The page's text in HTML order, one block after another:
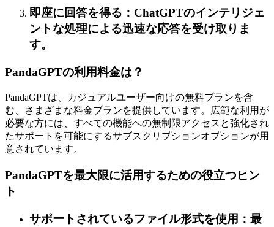
即座に回答を得る：ChatGPTのインテリジェ
ントな処理による迅速な応答を受け取りま
す。
PandaGPTの利用料金は？
PandaGPTは、カジュアルユーザー向けの無料プランを含
む、さまざまな料金プランを提供しています。広範な利用が
必要な方には、すべての機能への無制限アクセスと強化され
たサポートを可能にするサブスクリプションオプションが用
意されています。
PandaGPTを最大限に活用するための役立つヒン
ト
サポートされているファイル形式を使用：最